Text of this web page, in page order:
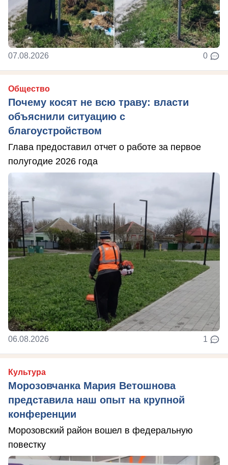
07.08.2026 0
Общество
Почему косят не всю траву: власти
объяснили ситуацию с
благоустройством
Глава предоставил отчет о работе за первое
полугодие 2026 года
06.08.2026 1
Культура
Морозовчанка Мария Ветошнова
представила наш опыт на крупной
конференции
Морозовский район вошел в федеральную
повестку